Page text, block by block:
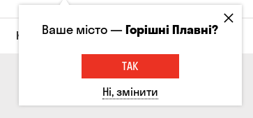
Коктейлі Соджу Лікери та настоянки
Ваше місто —Горішні Плавні?
ТАК
Ні, змінити